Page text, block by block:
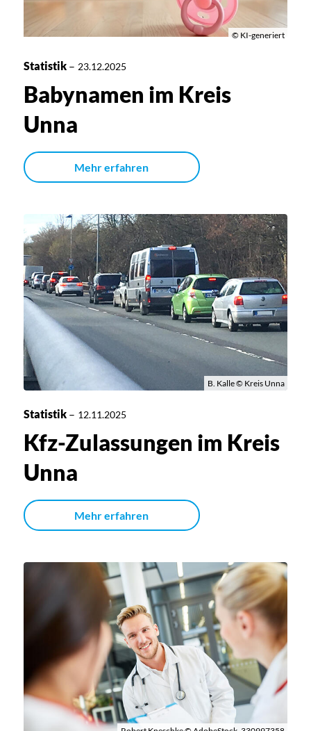
© KI-generiert
Statistik– 23.12.2025
Babynamen im Kreis
Unna
Mehr erfahren
B. Kalle © Kreis Unna
Statistik– 12.11.2025
Kfz-Zulassungen im Kreis
Unna
Mehr erfahren